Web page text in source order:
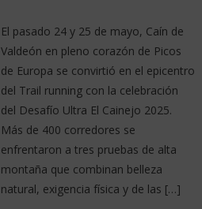
El pasado 24 y 25 de mayo, Caín de
Valdeón en pleno corazón de Picos
de Europa se convirtió en el epicentro
del Trail running con la celebración
del Desafío Ultra El Cainejo 2025.
Más de 400 corredores se
enfrentaron a tres pruebas de alta
montaña que combinan belleza
natural, exigencia física y de las […]